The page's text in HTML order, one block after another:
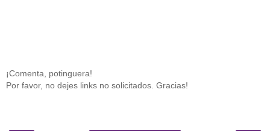
¡Comenta, potinguera!
Por favor, no dejes links no solicitados. Gracias!